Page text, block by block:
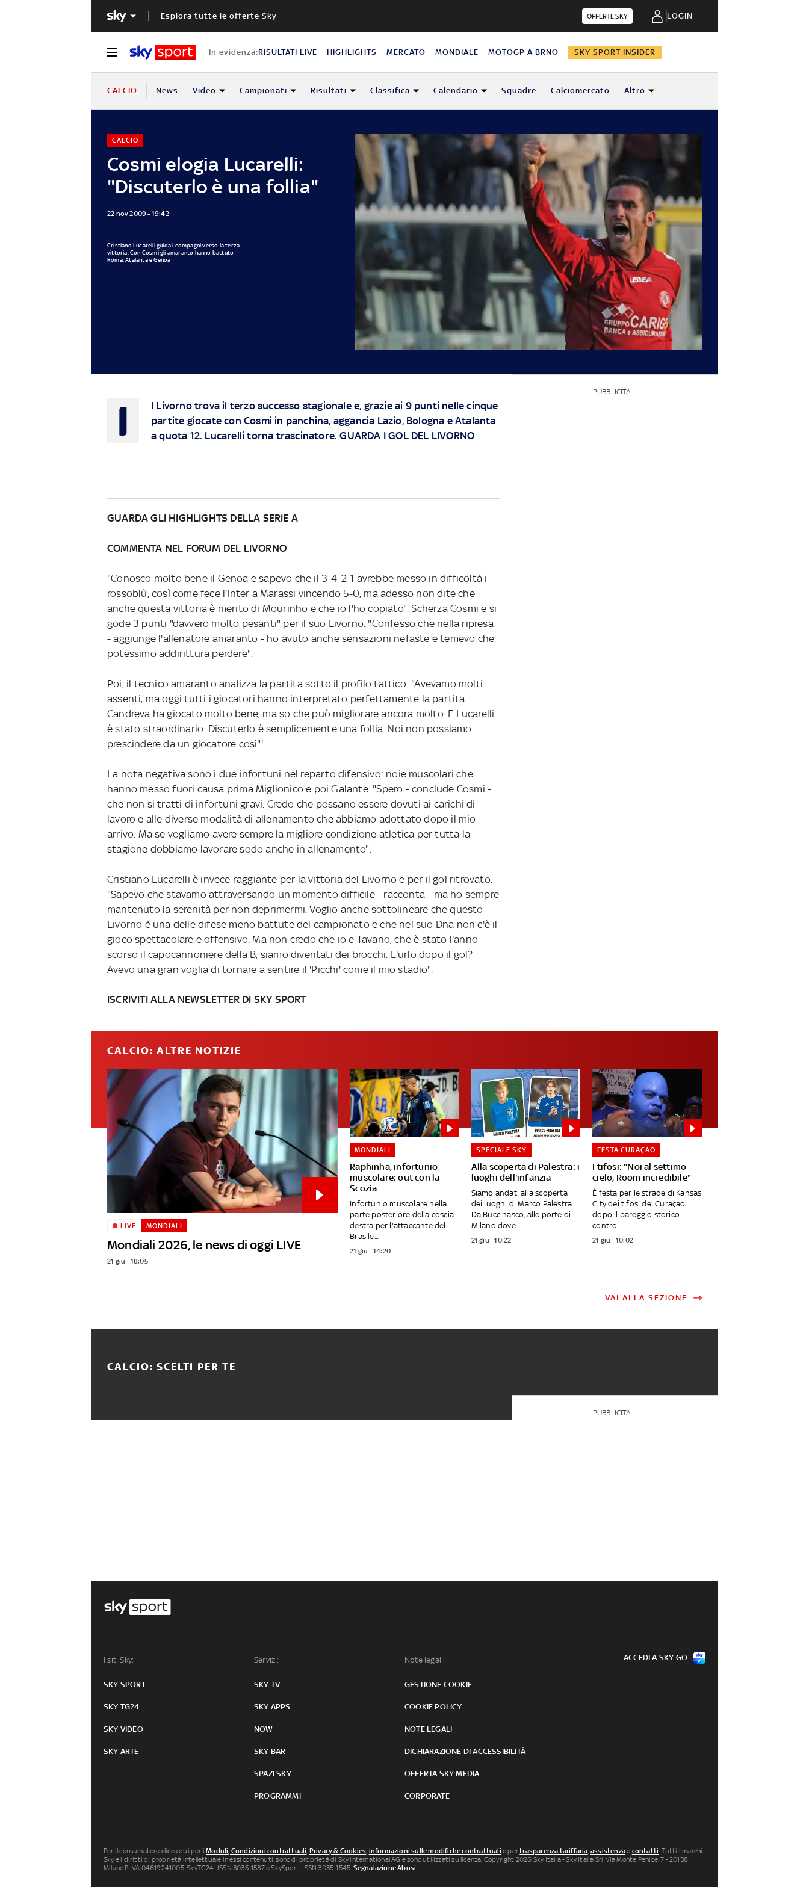
Esplora tutte le offerte Sky OFFERTE SKY LOGIN
In evidenza:RISULTATI LIVE HIGHLIGHTS MERCATO MONDIALE MOTOGP A BRNO SKY SPORT INSIDER
CALCIO News Video Campionati Risultati Classifica Calendario Squadre Calciomercato Altro
Cosmi elogia Lucarelli:
"Discuterlo è una follia"
CALCIO
22 nov 2009 - 19:42
Cristiano Lucarelli guida i compagni verso la terza
vittoria. Con Cosmi gli amaranto hanno battuto
Roma, Atalanta e Genoa
I
l Livorno trova il terzo successo stagionale e, grazie ai 9 punti nelle cinque
partite giocate con Cosmi in panchina, aggancia Lazio, Bologna e Atalanta
a quota 12. Lucarelli torna trascinatore. GUARDA I GOL DEL LIVORNO
GUARDA GLI HIGHLIGHTS DELLA SERIE A
COMMENTA NEL FORUM DEL LIVORNO
"Conosco molto bene il Genoa e sapevo che il 3-4-2-1 avrebbe messo in difficoltà i
rossoblù, così come fece l'Inter a Marassi vincendo 5-0, ma adesso non dite che
anche questa vittoria è merito di Mourinho e che io l'ho copiato". Scherza Cosmi e si
gode 3 punti "davvero molto pesanti" per il suo Livorno. "Confesso che nella ripresa
- aggiunge l'allenatore amaranto - ho avuto anche sensazioni nefaste e temevo che
potessimo addirittura perdere".
Poi, il tecnico amaranto analizza la partita sotto il profilo tattico: "Avevamo molti
assenti, ma oggi tutti i giocatori hanno interpretato perfettamente la partita.
Candreva ha giocato molto bene, ma so che può migliorare ancora molto. E Lucarelli
è stato straordinario. Discuterlo è semplicemente una follia. Noi non possiamo
prescindere da un giocatore così"'.
La nota negativa sono i due infortuni nel reparto difensivo: noie muscolari che
hanno messo fuori causa prima Miglionico e poi Galante. "Spero - conclude Cosmi -
che non si tratti di infortuni gravi. Credo che possano essere dovuti ai carichi di
lavoro e alle diverse modalità di allenamento che abbiamo adottato dopo il mio
arrivo. Ma se vogliamo avere sempre la migliore condizione atletica per tutta la
stagione dobbiamo lavorare sodo anche in allenamento".
Cristiano Lucarelli è invece raggiante per la vittoria del Livorno e per il gol ritrovato.
"Sapevo che stavamo attraversando un momento difficile - racconta - ma ho sempre
mantenuto la serenità per non deprimermi. Voglio anche sottolineare che questo
Livorno è una delle difese meno battute del campionato e che nel suo Dna non c'è il
gioco spettacolare e offensivo. Ma non credo che io e Tavano, che è stato l'anno
scorso il capocannoniere della B, siamo diventati dei brocchi. L'urlo dopo il gol?
Avevo una gran voglia di tornare a sentire il 'Picchi' come il mio stadio".
ISCRIVITI ALLA NEWSLETTER DI SKY SPORT
PUBBLICITÀ
CALCIO: ALTRE NOTIZIE
Mondiali 2026, le news di oggi LIVE
LIVE MONDIALI
21 giu - 18:05
Raphinha, infortunio
muscolare: out con la
Scozia
MONDIALI
Infortunio muscolare nella
parte posteriore della coscia
destra per l'attaccante del
Brasile....
21 giu - 14:20
Alla scoperta di Palestra: i
luoghi dell'infanzia
SPECIALE SKY
Siamo andati alla scoperta
dei luoghi di Marco Palestra.
Da Buccinasco, alle porte di
Milano dove...
21 giu - 10:22
I tifosi: "Noi al settimo
cielo, Room incredibile"
FESTA CURAÇAO
È festa per le strade di Kansas
City dei tifosi del Curaçao
dopo il pareggio storico
contro...
21 giu - 10:02
VAI ALLA SEZIONE
CALCIO: SCELTI PER TE
PUBBLICITÀ
I siti Sky:
SKY SPORT
SKY TG24
SKY VIDEO
SKY ARTE
Servizi:
SKY TV
SKY APPS
NOW
SKY BAR
SPAZI SKY
PROGRAMMI
Note legali:
GESTIONE COOKIE
COOKIE POLICY
NOTE LEGALI
DICHIARAZIONE DI ACCESSIBILITÀ
OFFERTA SKY MEDIA
CORPORATE
ACCEDI A SKY GO
Per il consumatore clicca qui per iModuli, Condizioni contrattuali, Privacy & Cookies, informazioni sulle modifiche contrattuali o pertrasparenza tariffaria,assistenzae contatti. Tutti i marchi
Sky e i diritti di proprietà intellettuale in essi contenuti, sono di proprietà di Sky international AG e sono utilizzati su licenza. Copyright 2026 Sky Italia - Sky Italia Srl Via Monte Penice, 7 - 20138
Milano P.IVA 04619241005. SkyTG24: ISSN 3035-1537 e SkySport: ISSN 3035-1545. Segnalazione Abusi